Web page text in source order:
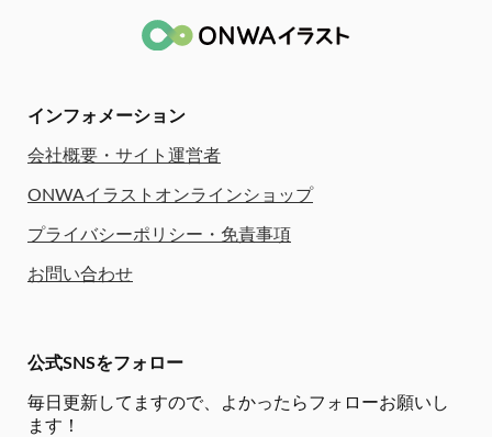
インフォメーション
会社概要・サイト運営者
ONWAイラストオンラインショップ
プライバシーポリシー・免責事項
お問い合わせ
公式SNSをフォロー
毎日更新してますので、
よかったらフォローお願いし
ます！